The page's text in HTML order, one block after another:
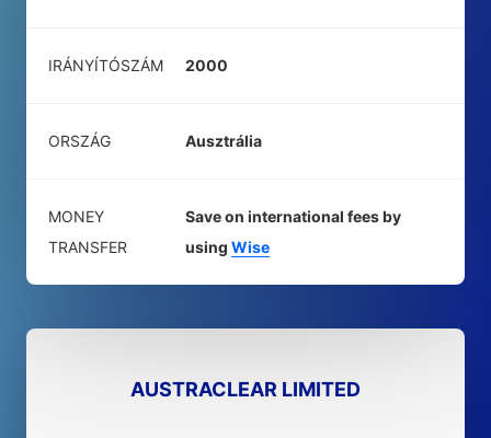
IRÁNYÍTÓSZÁM 2000
ORSZÁG Ausztrália
MONEY
TRANSFER
Save on international fees by
using Wise
AUSTRACLEAR LIMITED